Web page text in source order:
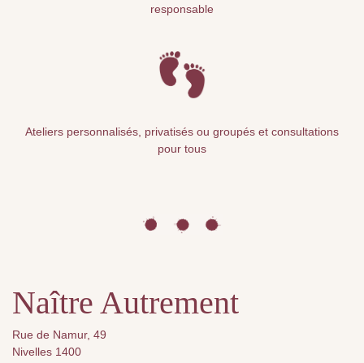
responsable
Ateliers personnalisés, privatisés ou groupés et consultations
pour tous
Naître Autrement
Rue de Namur, 49
Nivelles 1400